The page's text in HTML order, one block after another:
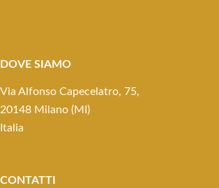
DOVE SIAMO
Via Alfonso Capecelatro, 75,
20148 Milano (MI)
Italia
CONTATTI